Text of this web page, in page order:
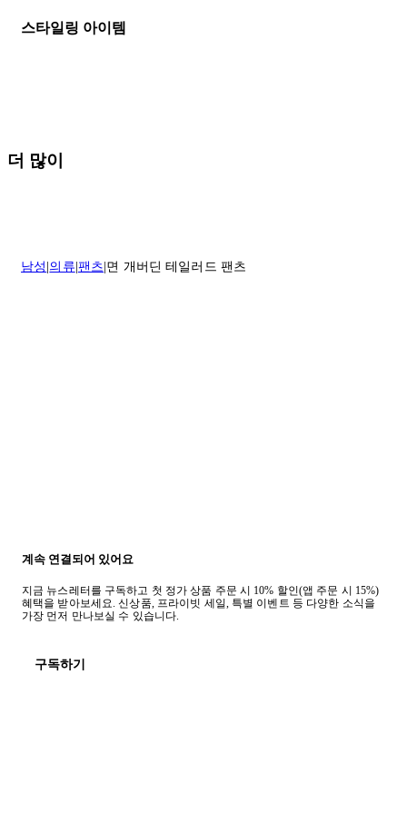
세일 기간에는 배송이 다소 지연될 수 있습니다. 궁금하신 점이 있거
나 도움이 필요하신 경우 고객센터로 문의해 주세요.
스타일링 아이템
더 많이
남성 의류 팬츠 면 개버딘 테일러드 팬츠
계속 연결되어 있어요
지금 뉴스레터를 구독하고 첫 정가 상품 주문 시 10% 할인(앱 주문 시 15%)
혜택을 받아보세요. 신상품, 프라이빗 세일, 특별 이벤트 등 다양한 소식을
가장 먼저 만나보실 수 있습니다.
구독하기